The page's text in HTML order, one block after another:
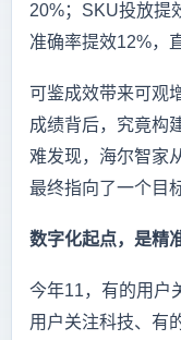
20%；SKU投放提
准确率提效12%，
可鉴成效带来可观
成绩背后，究竟构
难发现，海尔智家
最终指向了一个目
数字化起点，是精
今年11，有的用户
用户关注科技、有